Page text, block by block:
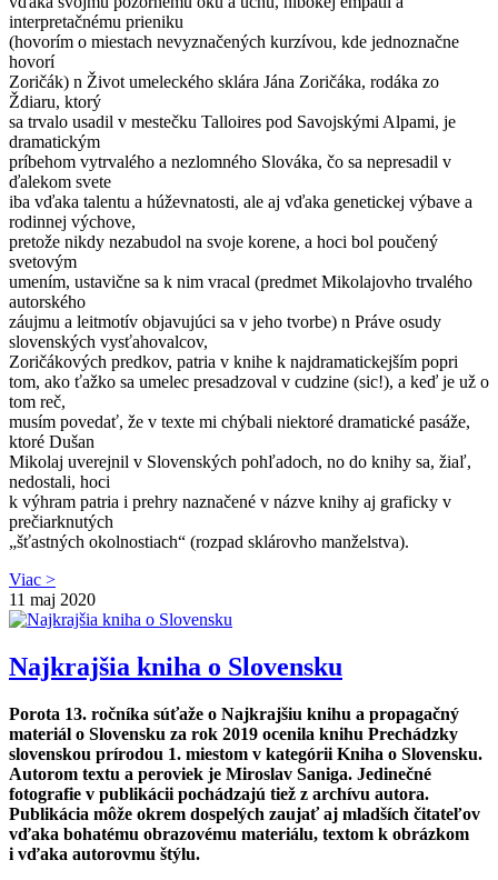
interpretačnému prieniku
(hovorím o miestach nevyznačených kurzívou, kde jednoznačne
hovorí
Zoričák) n Život umeleckého sklára Jána Zoričáka, rodáka zo
Ždiaru, ktorý
sa trvalo usadil v mestečku Talloires pod Savojskými Alpami, je
dramatickým
príbehom vytrvalého a nezlomného Slováka, čo sa nepresadil v
ďalekom svete
iba vďaka talentu a húževnatosti, ale aj vďaka genetickej výbave a
rodinnej výchove,
pretože nikdy nezabudol na svoje korene, a hoci bol poučený
svetovým
umením, ustavične sa k nim vracal (predmet Mikolajovho trvalého
autorského
záujmu a leitmotív objavujúci sa v jeho tvorbe) n Práve osudy
slovenských vysťahovalcov,
Zoričákových predkov, patria v knihe k najdramatickejším popri
tom, ako ťažko sa umelec presadzoval v cudzine (sic!), a keď je už o
tom reč,
musím povedať, že v texte mi chýbali niektoré dramatické pasáže,
ktoré Dušan
Mikolaj uverejnil v Slovenských pohľadoch, no do knihy sa, žiaľ,
nedostali, hoci
k výhram patria i prehry naznačené v názve knihy aj graficky v
prečiarknutých
„šťastných okolnostiach“ (rozpad sklárovho manželstva).
Viac >
11 maj 2020
Najkrajšia kniha o Slovensku
Porota 13. ročníka súťaže o Najkrajšiu knihu a propagačný
materiál o Slovensku za rok 2019 ocenila knihu Prechádzky
slovenskou prírodou 1. miestom v kategórii Kniha o Slovensku.
Autorom textu a peroviek je Miroslav Saniga. Jedinečné
fotografie v publikácii pochádzajú tiež z archívu autora.
Publikácia môže okrem dospelých zaujať aj mladších čitateľov
vďaka bohatému obrazovému materiálu, textom k obrázkom
i vďaka autorovmu štýlu.